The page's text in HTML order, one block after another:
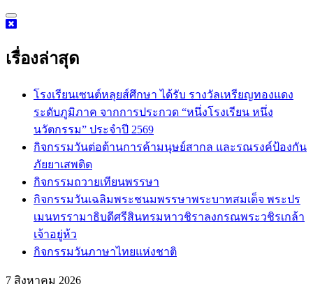
Skip
to
เรื่องล่าสุด
โรงเรียนเซนต์หลุยส์ศึกษา ได้รับ รางวัลเหรียญทองแดง
ระดับภูมิภาค จากการประกวด “หนึ่งโรงเรียน หนึ่ง
นวัตกรรม” ประจำปี 2569
กิจกรรม​วันต่อต้านการค้ามนุษย์สากล และรณรงค์ป้องกัน
ภัยยาเสพติด
กิจกรรมถวายเทียนพรรษา
กิจกรรมวันเฉลิมพระชนมพรรษาพระบาทสมเด็จ พระปร
เมนทรรามาธิบดีศรีสินทรมหาวชิราลงกรณพระวชิรเกล้า
เจ้าอยู่ห้ว
กิจกรรมวันภาษาไทยแห่งชาติ
7 สิงหาคม 2026